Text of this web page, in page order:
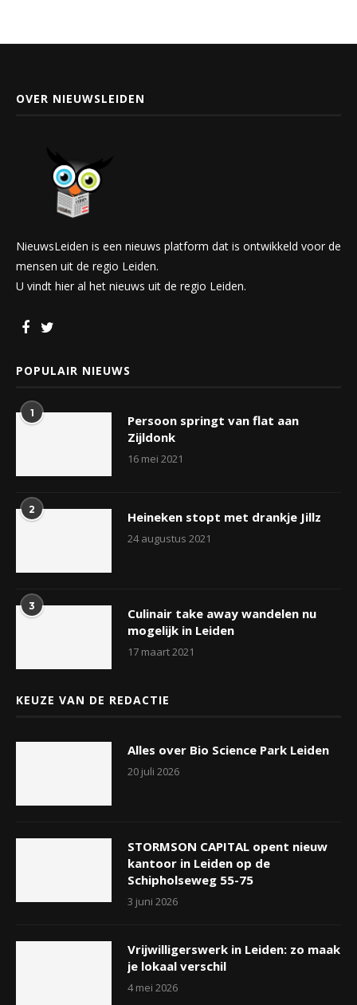
OVER NIEUWSLEIDEN
NieuwsLeiden is een nieuws platform dat is ontwikkeld voor de
mensen uit de regio Leiden.
U vindt hier al het nieuws uit de regio Leiden.
POPULAIR NIEUWS
1
Persoon springt van flat aan
Zijldonk
16 mei 2021
2 Heineken stopt met drankje Jillz
24 augustus 2021
3
Culinair take away wandelen nu
mogelijk in Leiden
17 maart 2021
KEUZE VAN DE REDACTIE
Alles over Bio Science Park Leiden
20 juli 2026
STORMSON CAPITAL opent nieuw
kantoor in Leiden op de
Schipholseweg 55-75
3 juni 2026
Vrijwilligerswerk in Leiden: zo maak
je lokaal verschil
4 mei 2026